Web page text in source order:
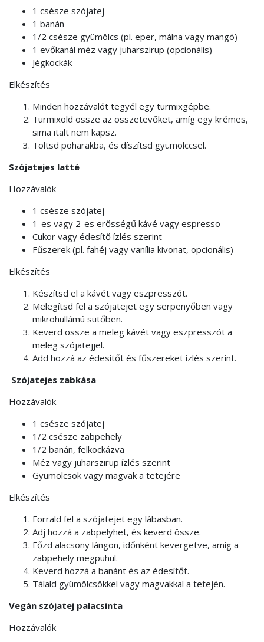
1 csésze szójatej
1 banán
1/2 csésze gyümölcs (pl. eper, málna vagy mangó)
1 evőkanál méz vagy juharszirup (opcionális)
Jégkockák
Elkészítés
Minden hozzávalót tegyél egy turmixgépbe.
Turmixold össze az összetevőket, amíg egy krémes,
sima italt nem kapsz.
Töltsd poharakba, és díszítsd gyümölccsel.
Szójatejes latté
Hozzávalók
1 csésze szójatej
1-es vagy 2-es erősségű kávé vagy espresso
Cukor vagy édesítő ízlés szerint
Fűszerek (pl. fahéj vagy vanília kivonat, opcionális)
Elkészítés
Készítsd el a kávét vagy eszpresszót.
Melegítsd fel a szójatejet egy serpenyőben vagy
mikrohullámú sütőben.
Keverd össze a meleg kávét vagy eszpresszót a
meleg szójatejjel.
Add hozzá az édesítőt és fűszereket ízlés szerint.
Szójatejes zabkása
Hozzávalók
1 csésze szójatej
1/2 csésze zabpehely
1/2 banán, felkockázva
Méz vagy juharszirup ízlés szerint
Gyümölcsök vagy magvak a tetejére
Elkészítés
Forrald fel a szójatejet egy lábasban.
Adj hozzá a zabpelyhet, és keverd össze.
Főzd alacsony lángon, időnként kevergetve, amíg a
zabpehely megpuhul.
Keverd hozzá a banánt és az édesítőt.
Tálald gyümölcsökkel vagy magvakkal a tetején.
Vegán szójatej palacsinta
Hozzávalók